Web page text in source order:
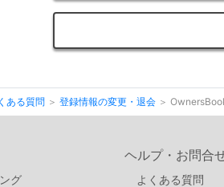
ある質問 登録情報の変更・退会
グ
ヘルプ・お問合
よくある質問